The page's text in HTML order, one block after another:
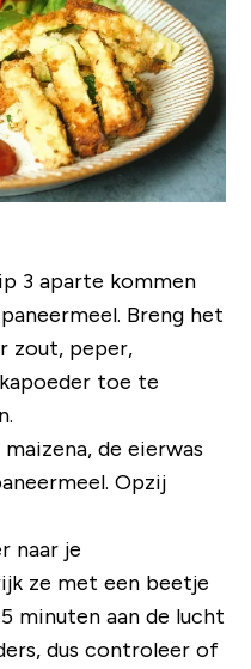
3 aparte kommen
Breng het
zout, peper,
toe te
de eierwas
Opzij
naar je
ze met een beetje
minuten aan de lucht
dus controleer of